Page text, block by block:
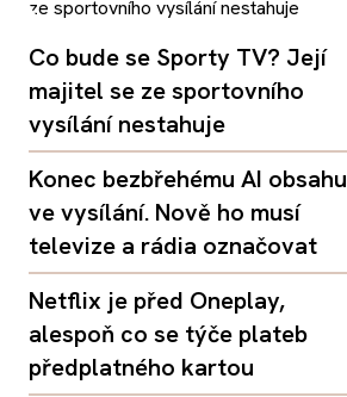
Co bude se Sporty TV? Její
majitel se ze sportovního
vysílání nestahuje
Konec bezbřehému AI obsahu
ve vysílání. Nově ho musí
televize a rádia označovat
Netflix je před Oneplay,
alespoň co se týče plateb
předplatného kartou